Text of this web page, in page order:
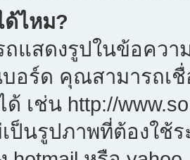
ด้ไหม?
แสดงรูปในข้อควา
อร์ด คุณสามารถเชื่
เช่น http://
ป็นรูปภาพที่ต้องใช้